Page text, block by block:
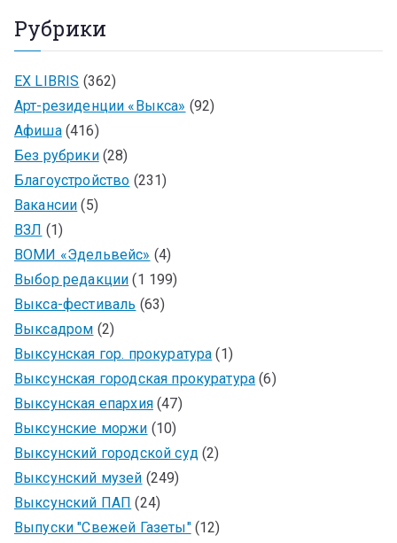
Рубрики
EX LIBRIS (362)
Арт-резиденции «Выкса» (92)
Афиша(416)
Без рубрики(28)
Благоустройство (231)
Вакансии (5)
ВЗЛ (1)
ВОМИ «Эдельвейс» (4)
Выбор редакции (1 199)
Выкса-фестиваль (63)
Выксадром (2)
Выксунская гор. прокуратура (1)
Выксунская городская прокуратура (6)
Выксунская епархия(47)
Выксунские моржи (10)
Выксунский городской суд(2)
Выксунский музей (249)
Выксунский ПАП (24)
Выпуски "Свежей Газеты"(12)